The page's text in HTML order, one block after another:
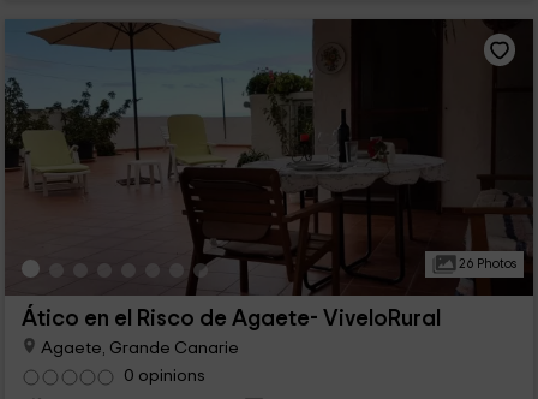
26 Photos
Ático en el Risco de Agaete- ViveloRural
Agaete, Grande Canarie
0 opinions